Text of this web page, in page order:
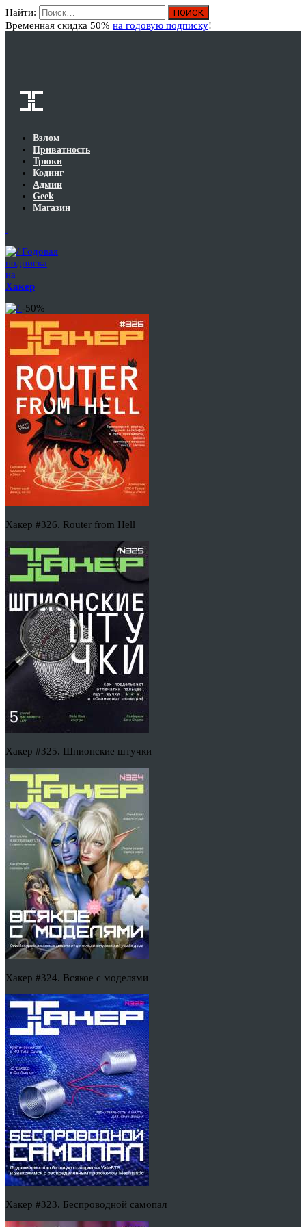
Найти:
Временная скидка 50% на годовую подписку!
Взлом
Приватность
Трюки
Кодинг
Админ
Geek
Магазин
Годовая
подписка
на
Хакер
-50%
Хакер #326. Router from Hell
Хакер #325. Шпионские штучки
Хакер #324. Всякое с моделями
Хакер #323. Беспроводной самопал